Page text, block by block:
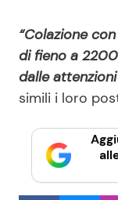
“Colazione
di fieno a
dalle
simili i loro